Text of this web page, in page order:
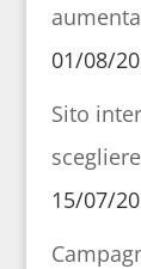
01/08/
Sito
15/07/